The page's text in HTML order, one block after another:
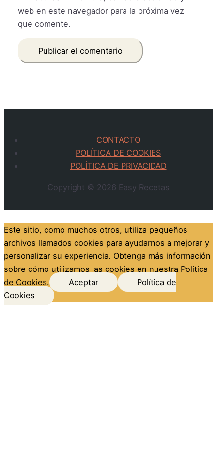
web en este navegador para la próxima vez
que comente.
CONTACTO
POLÍTICA DE COOKIES
POLÍTICA DE PRIVACIDAD
Copyright © 2026 Easy Recetas
Este sitio, como muchos otros, utiliza pequeños
archivos llamados cookies para ayudarnos a mejorar y
personalizar su experiencia. Obtenga más información
sobre cómo utilizamos las cookies en nuestra Política
de Cookies.
Aceptar
Política de
Cookies